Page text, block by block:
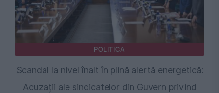
POLITICA
Scandal la nivel înalt în plină alertă energetică:
Acuzații ale sindicatelor din Guvern privind